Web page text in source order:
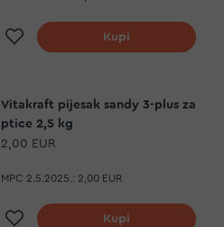
Dodaj na listu želja
Kupi
Vitakraft pijesak sandy 3-plus za
ptice 2,5 kg
2,00 EUR
MPC 2.5.2025.: 2,00 EUR
Dodaj na listu želja
Kupi